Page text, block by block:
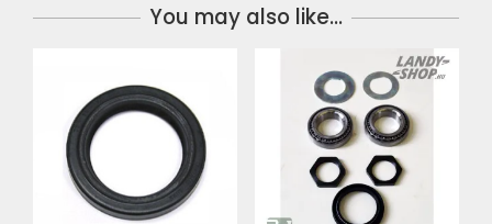
You may also like…